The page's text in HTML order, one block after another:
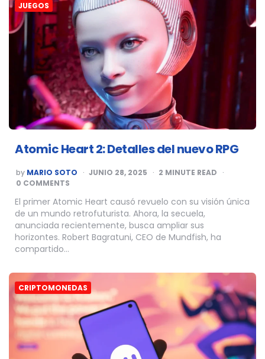
JUEGOS
Atomic Heart 2: Detalles del nuevo RPG
POSTED
BY
by MARIO SOTO JUNIO 28, 2025 2 MINUTE READ
0 COMMENTS
El primer Atomic Heart causó revuelo con su visión única
de un mundo retrofuturista. Ahora, la secuela,
anunciada recientemente, busca ampliar sus
horizontes. Robert Bagratuni, CEO de Mundfish, ha
compartido…
CRIPTOMONEDAS